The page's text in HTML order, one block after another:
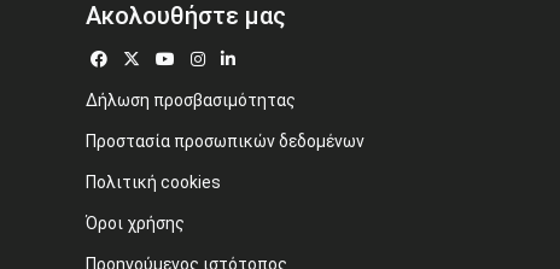
Ακολουθήστε μας
Δήλωση προσβασιμότητας
Προστασία προσωπικών δεδομένων
Πολιτική cookies
Όροι χρήσης
Προηγούμενος ιστότοπος